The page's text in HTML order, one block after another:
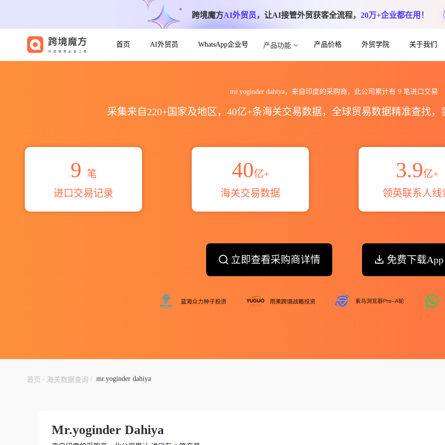
跨境魔方AI外贸员，让AI接管外贸获客全流程， 20万+企业都在用！
首页 AI外贸员 WhatsApp企业号 产品功能 产品价格 外贸学院 关于我们
mr.yoginder dahiya，来自印度的采购商，此公司累计有 9笔进口交易
采集来自220+国家及地区，40亿+条海关交易数据，全球贸易数据精准查找
9 笔
进口交易记录
40亿+
海关交易数据
3.9亿+
领英联系人线
立即查看采购商详情 免费下载App
首页 / 海关数据查询 / mr.yoginder dahiya
Mr.yoginder Dahiya